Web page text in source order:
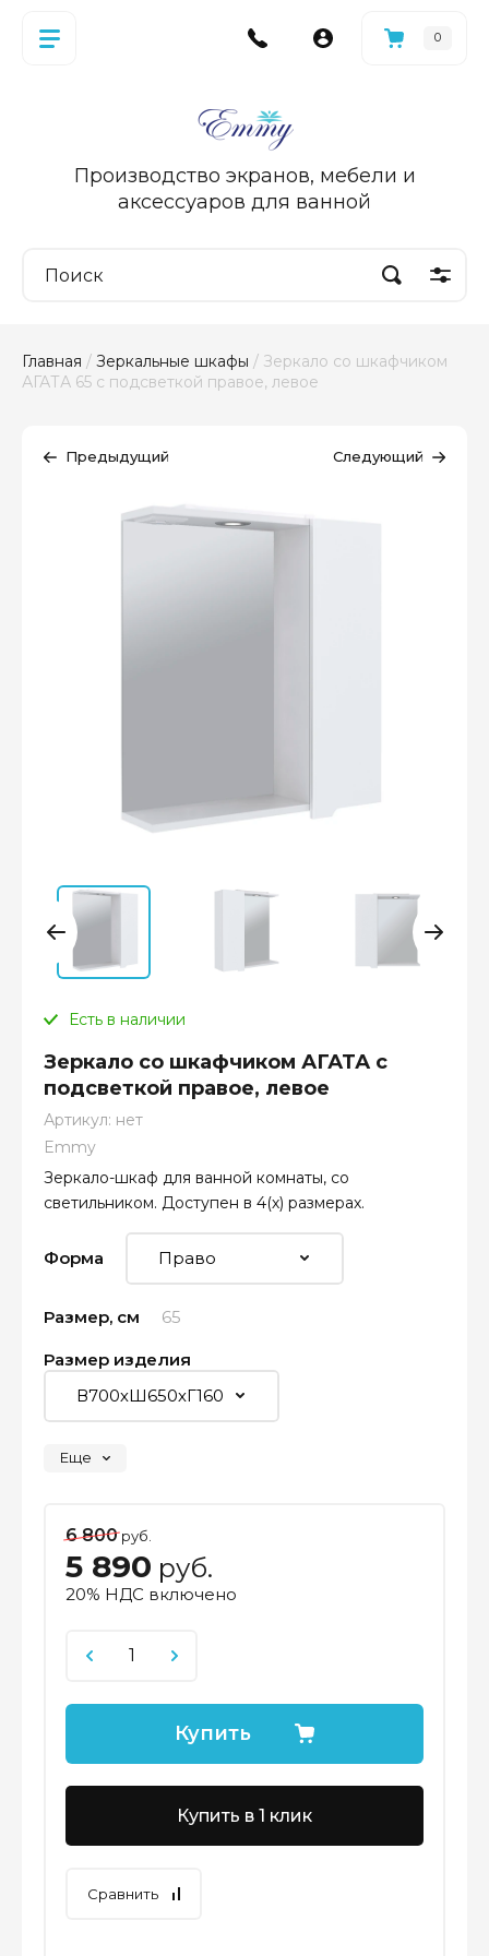
0
Производство экранов, мебели и
аксессуаров для ванной
Главная / Зеркальные шкафы / Зеркало со шкафчиком
АГАТА 65 с подсветкой правое, левое
Предыдущий Следующий
Есть в наличии
Зеркало со шкафчиком АГАТА с
подсветкой правое, левое
Артикул: нет
Emmy
Зеркало-шкаф для ванной комнаты, со
светильником. Доступен в 4(х) размерах.
Форма
Размер, см 65
Размер изделия
Еще
6 800руб.
5 890 руб.
20% НДС включено
Купить
Купить в 1 клик
Сравнить